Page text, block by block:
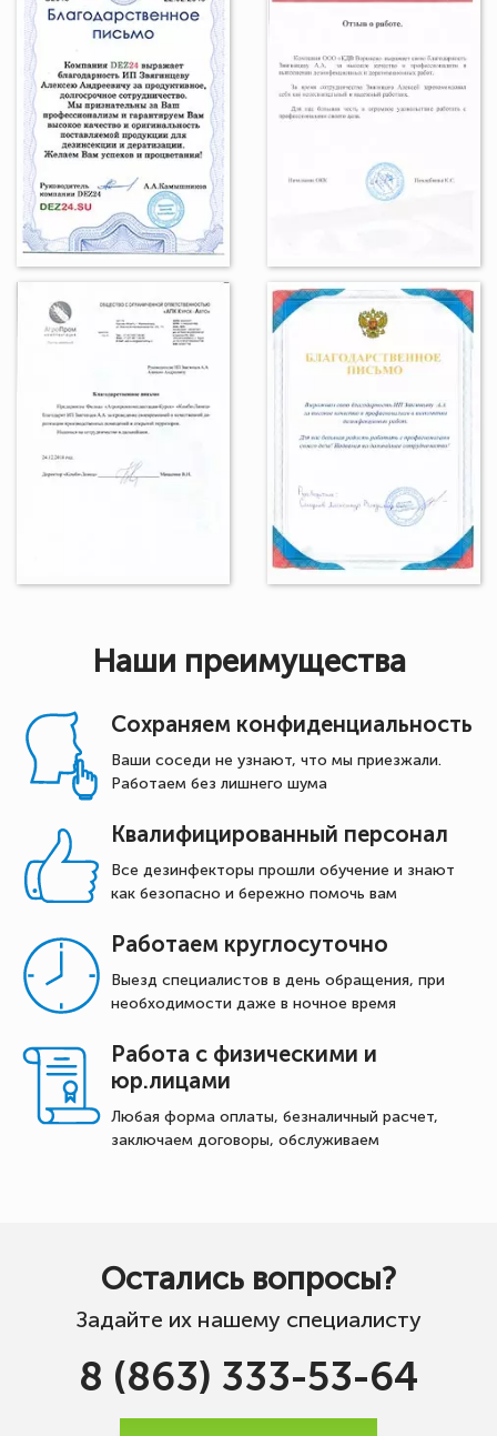
Наши преимущества
Сохраняем конфиденциальность
Ваши соседи не узнают, что мы приезжали.
Работаем без лишнего шума
Квалифицированный персонал
Все дезинфекторы прошли обучение и знают
как безопасно и бережно помочь вам
Работаем круглосуточно
Выезд специалистов в день обращения, при
необходимости даже в ночное время
Работа с физическими и
юр.лицами
Любая форма оплаты, безналичный расчет,
заключаем договоры, обслуживаем
Остались вопросы?
Задайте их нашему специалисту
8 (863) 333-53-64